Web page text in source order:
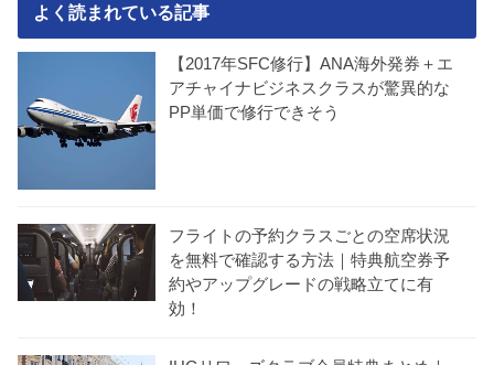
よく読まれている記事
【2017年SFC修行】ANA海外発券＋エ
アチャイナビジネスクラスが驚異的な
PP単価で修行できそう
フライトの予約クラスごとの空席状況
を無料で確認する方法｜特典航空券予
約やアップグレードの戦略立てに有
効！